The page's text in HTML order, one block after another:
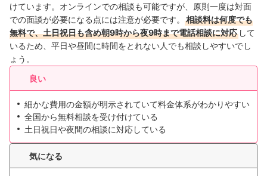
けています。オンラインでの相談も可能ですが、原則一度は対面
での面談が必要になる点には注意が必要です。
相談料は何度でも
無料で、土日祝日も含め朝9時から夜9時まで電話相談に対応 して
いるため、平日や昼間に時間をとれない人でも相談しやすいでし
ょう。
良い
細かな費用の金額が明示されていて料金体系がわかりやすい
全国から無料相談を受け付けている
土日祝日や夜間の相談に対応している
気になる